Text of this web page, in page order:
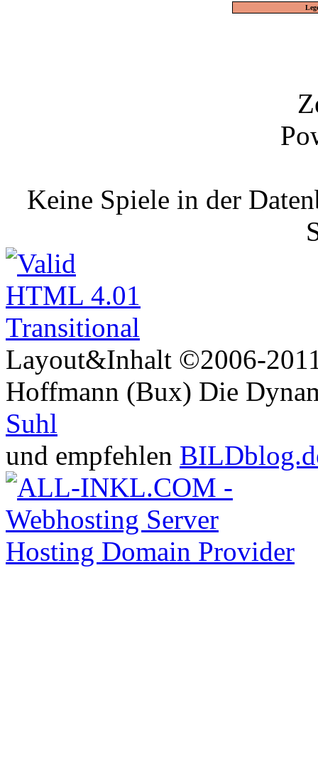
Keine Spiele in der
Layout&Inhalt ©2006-
Hoffmann (Bux) Die
Suhl
und empfehlen